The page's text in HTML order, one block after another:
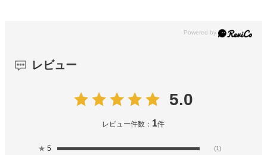
レビュー
5.0
レビュー件数： 1件
★ 5 (1)